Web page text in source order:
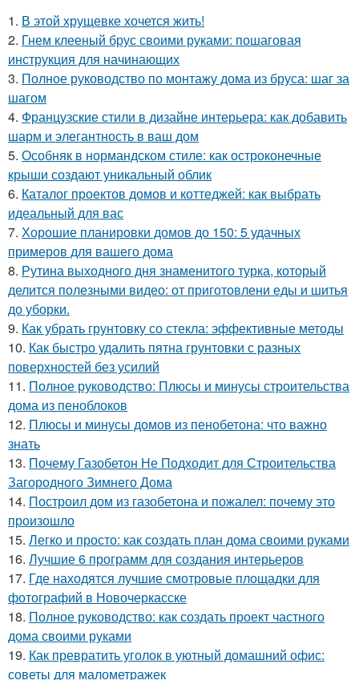
1. В этой хрущевке хочется жить!
2. Гнем клееный брус своими руками: пошаговая
инструкция для начинающих
3. Полное руководство по монтажу дома из бруса: шаг за
шагом
4. Французские стили в дизайне интерьера: как добавить
шарм и элегантность в ваш дом
5. Особняк в нормандском стиле: как остроконечные
крыши создают уникальный облик
6. Каталог проектов домов и коттеджей: как выбрать
идеальный для вас
7. Хорошие планировки домов до 150: 5 удачных
примеров для вашего дома
8. Рутина выходного дня знаменитого турка, который
делится полезными видео: от приготовлени еды и шитья
до уборки.
9. Как убрать грунтовку со стекла: эффективные методы
10. Как быстро удалить пятна грунтовки с разных
поверхностей без усилий
11. Полное руководство: Плюсы и минусы строительства
дома из пеноблоков
12. Плюсы и минусы домов из пенобетона: что важно
знать
13. Почему Газобетон Не Подходит для Строительства
Загородного Зимнего Дома
14. Построил дом из газобетона и пожалел: почему это
произошло
15. Легко и просто: как создать план дома своими руками
16. Лучшие 6 программ для создания интерьеров
17. Где находятся лучшие смотровые площадки для
фотографий в Новочеркасске
18. Полное руководство: как создать проект частного
дома своими руками
19. Как превратить уголок в уютный домашний офис:
советы для малометражек